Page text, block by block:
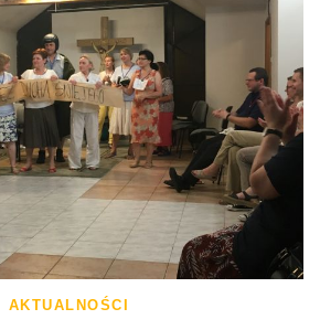
AKTUALNOŚCI